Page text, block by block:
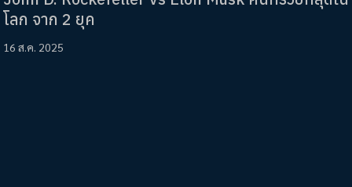
โลก จาก 2 ยุค
16 ส.ค. 2025